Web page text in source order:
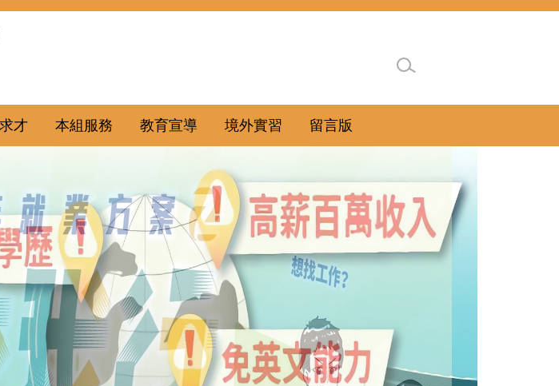
才 本組服務 教育宣導 境外實習 留言版